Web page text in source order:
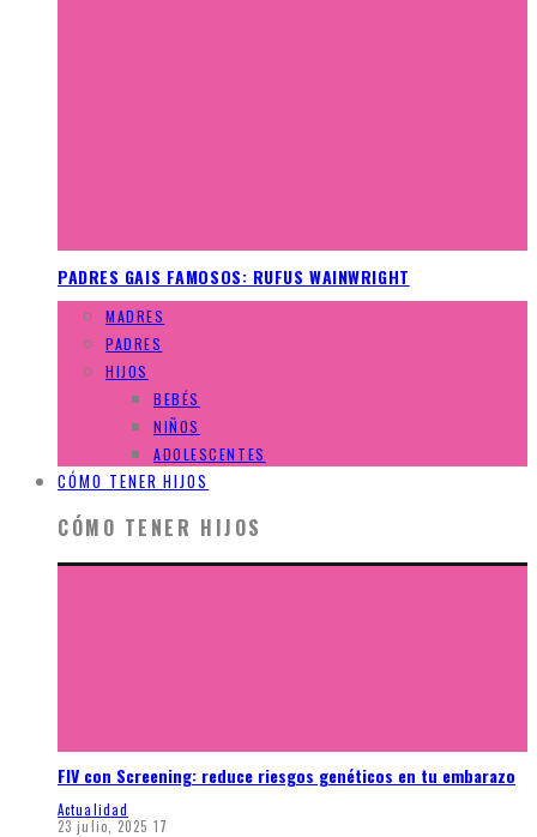
PADRES GAIS FAMOSOS: RUFUS WAINWRIGHT
MADRES
PADRES
HIJOS
BEBÉS
NIÑOS
ADOLESCENTES
CÓMO TENER HIJOS
CÓMO TENER HIJOS
FIV con Screening: reduce riesgos genéticos en tu embarazo
Actualidad
23 julio, 2025 17